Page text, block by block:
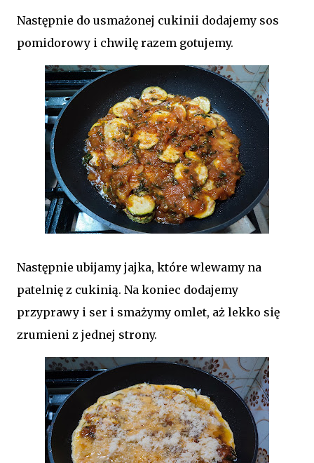
Następnie do usmażonej cukinii dodajemy sos
pomidorowy i chwilę razem gotujemy.
Następnie ubijamy jajka, które wlewamy na
patelnię z cukinią. Na koniec dodajemy
przyprawy i ser i smażymy omlet, aż lekko się
zrumieni z jednej strony.